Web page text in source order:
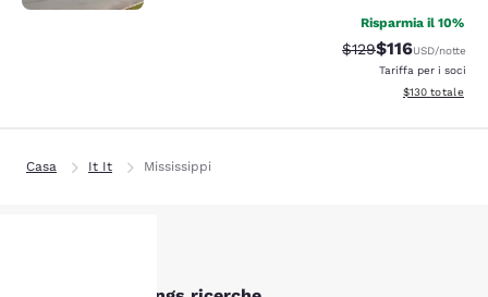
Risparmia il 10%
Tariffa di
$129Tariffa
$116USD/notte
Tariffa per i soci
Visualizza i
$130 totale
Casa It It Mississippi